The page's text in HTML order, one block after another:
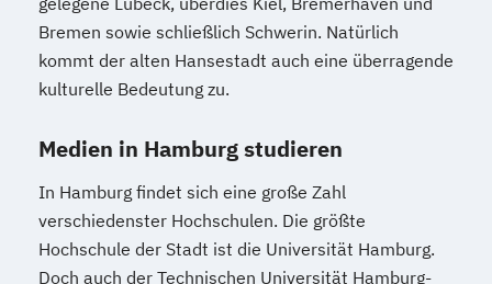
Bremen sowie schließlich Schwerin. Natürlich
kommt der alten Hansestadt auch eine überragende
kulturelle Bedeutung zu.
Medien in Hamburg studieren
In Hamburg findet sich eine große Zahl
verschiedenster Hochschulen. Die größte
Hochschule der Stadt ist die Universität Hamburg.
Doch auch der Technischen Universität Hamburg-